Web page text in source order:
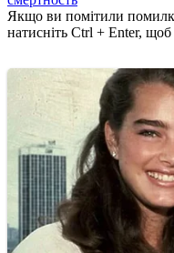
Якщо ви помітили
натисніть Ctrl + Enter,